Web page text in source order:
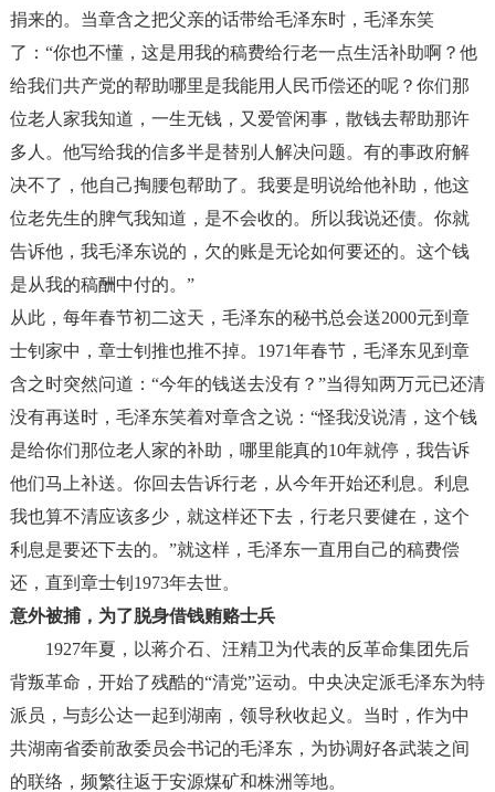
捐来的。当章含之把父亲的话带给毛泽东时，毛泽东笑
了： “你也不懂，这是用我的稿费给行老一点生活补助啊？他
给我们共产党的帮助哪里是我能用人民币偿还的呢？你们那
位老人家我知道，一生无钱，又爱管闲事，散钱去帮助那许
多人。他写给我的信多半是替别人解决问题。有的事政府解
决不了，他自己掏腰包帮助了。我要是明说给他补助，他这
位老先生的脾气我知道，是不会收的。所以我说还债。你就
告诉他，我毛泽东说的，欠的账是无论如何要还的。这个钱
是从我的稿酬中付的。 ”
从此，每年春节初二这天，毛泽东的秘书总会送2000元到章
士钊家中，章士钊推也推不掉。 1971年春节，毛泽东见到章
含之时突然问道： “今年的钱送去没有？ ”当得知两万元已还清
没有再送时，毛泽东笑着对章含之说： “怪我没说清，这个钱
是给你们那位老人家的补助，哪里能真的10年就停，我告诉
他们马上补送。你回去告诉行老，从今年开始还利息。利息
我也算不清应该多少，就这样还下去，行老只要健在，这个
利息是要还下去的。 ”就这样，毛泽东一直用自己的稿费偿
还，直到章士钊 1973年去世。
意外被捕，为了脱身借钱贿赂士兵
1927年夏，以蒋介石、汪精卫为代表的反革命集团先后
背叛革命，开始了残酷的“清党”运动。中央决定派毛泽东为特
派员，与彭公达一起到湖南，领导秋收起义。当时，作为中
共湖南省委前敌委员会书记的毛泽东，为协调好各武装之间
的联络，频繁往返于安源煤矿和株洲等地。